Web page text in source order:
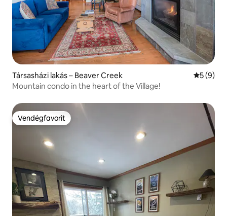
Társasházi lakás – Beaver Creek Átlagos
5 (9)
Mountain condo in the heart of the Village!
Vendégfavorit
Vendégfavorit